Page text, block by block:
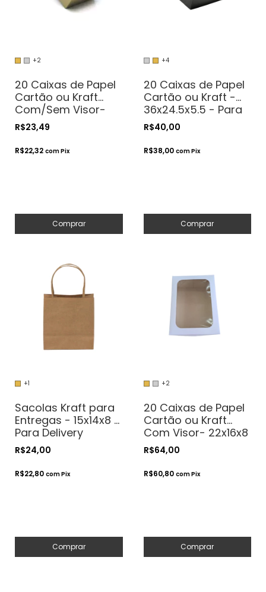
+2
20 Caixas de Papel
Cartão ou Kraft
Com/Sem Visor-
9x6x4 - Para
Presentes.
Cosméticos ou
Artesanatos
R$23,49
R$22,32 comPix
Comprar
+4
20 Caixas de Papel
Cartão ou Kraft -
36x24.5x5.5 - Para
Presentes.
Cosméticos ou
Artesanatos
R$40,00
R$38,00 comPix
Comprar
+1
Sacolas Kraft para
Entregas - 15x14x8 -
Para Delivery
R$24,00
R$22,80 comPix
Comprar
+2
20 Caixas de Papel
Cartão ou Kraft
Com Visor- 22x16x8
- Para Presentes.
Cosméticos ou
Artesanatos
R$64,00
R$60,80 comPix
Comprar